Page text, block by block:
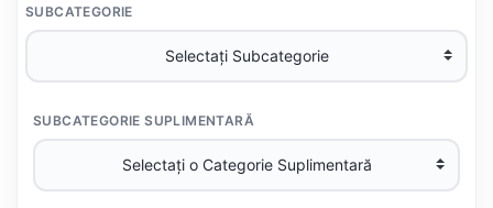
SUBCATEGORIE
SUBCATEGORIE SUPLIMENTARĂ